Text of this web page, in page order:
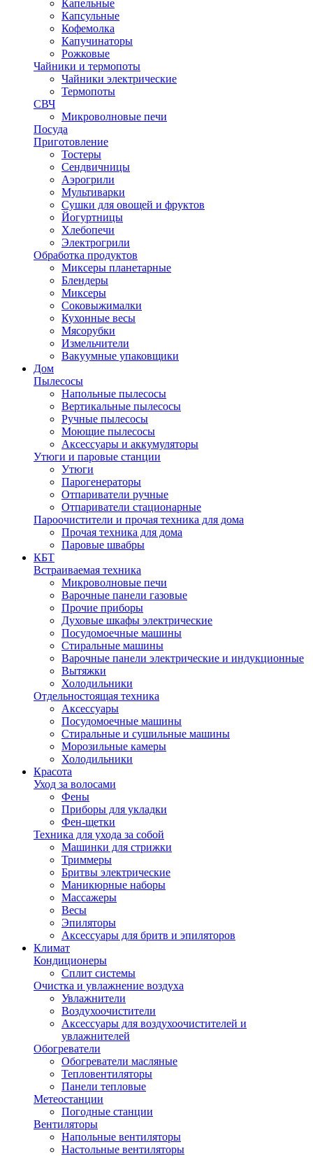
Капельные
Капсульные
Кофемолка
Капучинаторы
Рожковые
Чайники и термопоты
Чайники электрические
Термопоты
СВЧ
Микроволновые печи
Посуда
Приготовление
Тостеры
Сендвичницы
Аэрогрили
Мультиварки
Сушки для овощей и фруктов
Йогуртницы
Хлебопечи
Электрогрили
Обработка продуктов
Миксеры планетарные
Блендеры
Миксеры
Соковыжималки
Кухонные весы
Мясорубки
Измельчители
Вакуумные упаковщики
Дом
Пылесосы
Напольные пылесосы
Вертикальные пылесосы
Ручные пылесосы
Моющие пылесосы
Аксессуары и аккумуляторы
Утюги и паровые станции
Утюги
Парогенераторы
Отпариватели ручные
Отпариватели стационарные
Пароочистители и прочая техника для дома
Прочая техника для дома
Паровые швабры
КБТ
Встраиваемая техника
Микроволновые печи
Варочные панели газовые
Прочие приборы
Духовые шкафы электрические
Посудомоечные машины
Стиральные машины
Варочные панели электрические и индукционные
Вытяжки
Холодильники
Отдельностоящая техника
Аксессуары
Посудомоечные машины
Стиральные и сушильные машины
Морозильные камеры
Холодильники
Красота
Уход за волосами
Фены
Приборы для укладки
Фен-щетки
Техника для ухода за собой
Машинки для стрижки
Триммеры
Бритвы электрические
Маникюрные наборы
Массажеры
Весы
Эпиляторы
Аксессуары для бритв и эпиляторов
Климат
Кондиционеры
Сплит системы
Очистка и увлажнение воздуха
Увлажнители
Воздухоочистители
Аксессуары для воздухоочистителей и
увлажнителей
Обогреватели
Обогреватели масляные
Тепловентиляторы
Панели тепловые
Метеостанции
Погодные станции
Вентиляторы
Напольные вентиляторы
Настольные вентиляторы